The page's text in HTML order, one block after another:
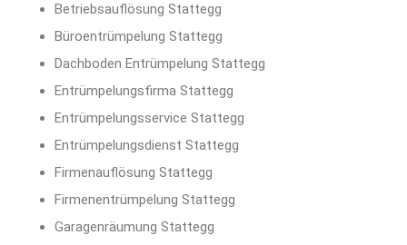
Betriebsauflösung Stattegg
Büroentrümpelung Stattegg
Dachboden Entrümpelung Stattegg
Entrümpelungsfirma Stattegg
Entrümpelungsservice Stattegg
Entrümpelungsdienst Stattegg
Firmenauflösung Stattegg
Firmenentrümpelung Stattegg
Garagenräumung Stattegg